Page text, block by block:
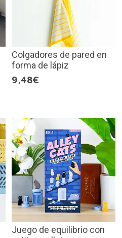
Colgadores de pared en
forma de lápiz
9,48€
Juego de equilibrio con